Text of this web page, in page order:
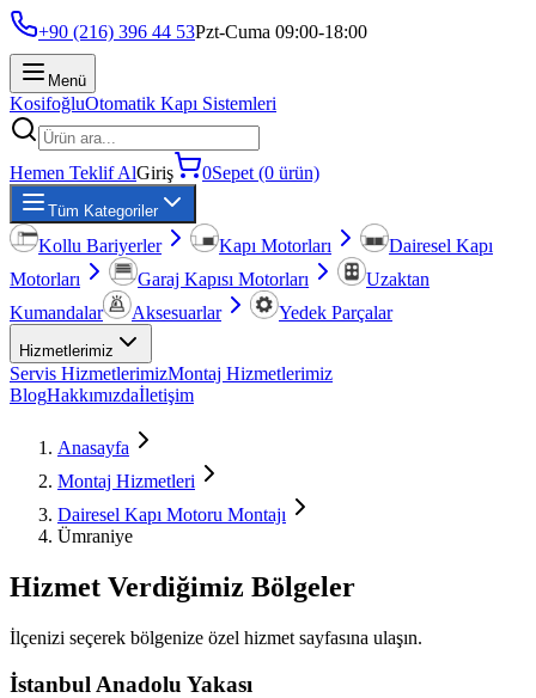
+90 (216) 396 44 53Pzt-Cuma 09:00-18:00
Menü
KosifoğluOtomatik Kapı Sistemleri
Hemen Teklif AlGiriş 0Sepet (0 ürün)
Tüm Kategoriler
Kollu Bariyerler Kapı Motorları
Dairesel Kapı
Motorları
Garaj Kapısı Motorları
Uzaktan
Kumandalar
Aksesuarlar Yedek Parçalar
Hizmetlerimiz
Servis HizmetlerimizMontaj Hizmetlerimiz
BlogHakkımızdaİletişim
Anasayfa
Montaj Hizmetleri
Dairesel Kapı Motoru Montajı
Ümraniye
Hizmet Verdiğimiz Bölgeler
İlçenizi seçerek bölgenize özel hizmet sayfasına ulaşın.
İstanbul Anadolu Yakası